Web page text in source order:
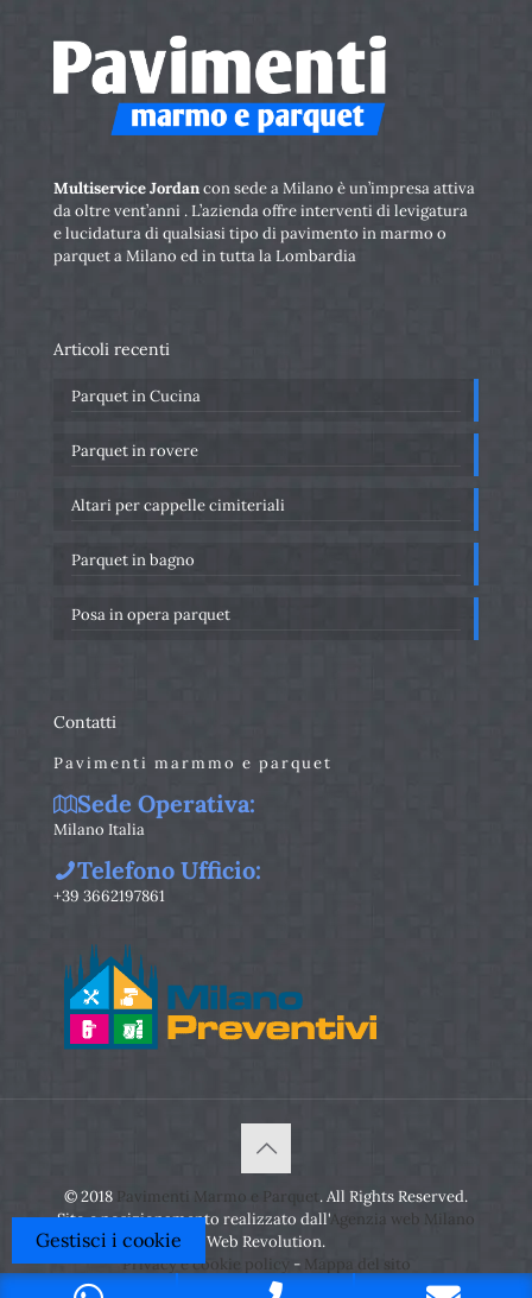
Multiservice Jordancon sede a Milano è un’impresa attiva
da oltre vent’anni . L’azienda offre interventi di levigatura
e lucidatura di qualsiasi tipo di pavimento in marmo o
parquet a Milano ed in tutta la Lombardia
Articoli recenti
Parquet in Cucina
Parquet in rovere
Altari per cappelle cimiteriali
Parquet in bagno
Posa in opera parquet
Contatti
Pavimenti marmmo e parquet
Sede Operativa:
Milano Italia
Telefono Ufficio:
+39 3662197861
© 2018 Pavimenti Marmo e Parquet. All Rights Reserved.
Sito e posizionamento realizzato dall' Agenzia web Milano
Web Revolution.
Privacy e cookie policy - Mappa del sito
Gestisci i cookie